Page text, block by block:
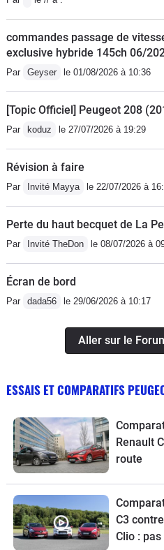
commandes passage de
exclusive hybride 145ch 06/
Par Geyser le 01/08/2026 à 10:36
[Topic Officiel] Peugeot 208
Par koduz le 27/07/2026 à 19:29
Révision à faire
Par Invité Mayya le 22/07/2026 à
Perte du haut becquet de La
Par Invité TheDon le 08/07/2026 à
Écran de bord
Par dada56 le 29/06/2026 à 10:17
Aller sur le
ESSAIS ET COMPARATIFS
Renault
route
C3
Clio :